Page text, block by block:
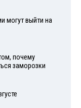
могут выйти на
почему
заморозки